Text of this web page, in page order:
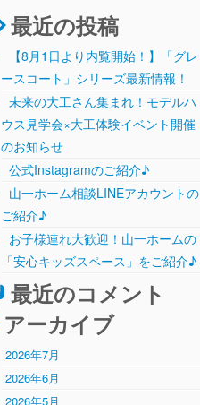
最近の投稿
【8月1日より内覧開始！】「グレ
ースコート」シリーズ最新情報！
未来の大工さん集まれ！モデルハ
ウス見学会×大工体験イベント開催
のお知らせ
公式Instagramのご紹介♪
山一ホーム相談LINEアカウントの
ご紹介♪
お子様連れ大歓迎！山一ホームの
「安心キッズスペース」をご紹介♪
最近のコメント
アーカイブ
2026年7月
2026年6月
2026年5月